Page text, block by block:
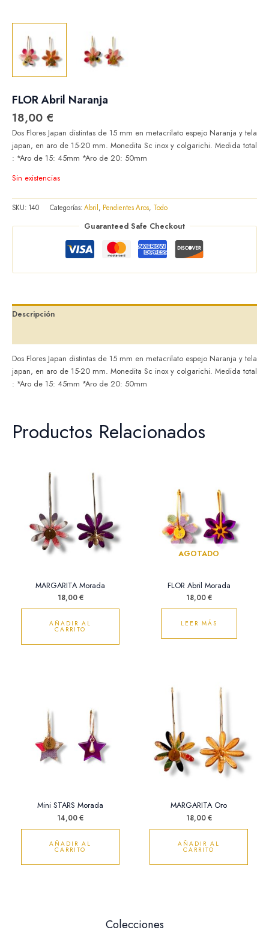
FLOR Abril Naranja
18,00 €
Dos Flores Japan distintas de 15 mm en metacrilato espejo Naranja y tela
japan, en aro de 15-20 mm. Monedita Sc inox y colgarichi. Medida total
: *Aro de 15: 45mm *Aro de 20: 50mm
Sin existencias
SKU: 140 Categorías:Abril, Pendientes Aros, Todo
Guaranteed Safe Checkout
Descripción
Dos Flores Japan distintas de 15 mm en metacrilato espejo Naranja y tela
japan, en aro de 15-20 mm. Monedita Sc inox y colgarichi. Medida total
: *Aro de 15: 45mm *Aro de 20: 50mm
Productos Relacionados
MARGARITA Morada
18,00€
AÑADIR AL
CARRITO
AGOTADO
FLOR Abril Morada
18,00€
LEER MÁS
Mini STARS Morada
14,00€
AÑADIR AL
CARRITO
MARGARITA Oro
18,00€
AÑADIR AL
CARRITO
Colecciones